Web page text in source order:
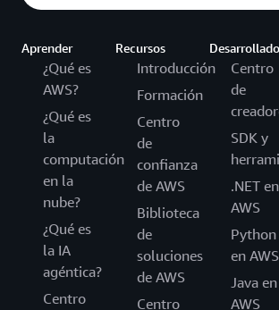
Aprender
¿Qué es
AWS?
¿Qué es
la
computación
en la
nube?
¿Qué es
la IA
agéntica?
Centro
Recursos
Introducción
Formación
Centro
de
confianza
de AWS
Biblioteca
de
soluciones
de AWS
Centro
Centro
de
SDK y
.NET en
AWS
Python
en AWS
Java en
AWS